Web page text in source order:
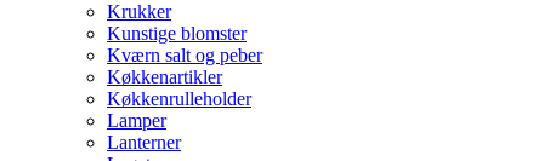
Krukker
Kunstige blomster
Kværn salt og peber
Køkkenartikler
Køkkenrulleholder
Lamper
Lanterner